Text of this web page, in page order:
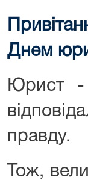
Днем
Юрист -
правду.
Тож,